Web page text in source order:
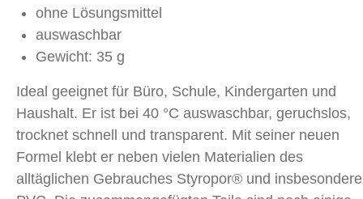
ohne Lösungsmittel
auswaschbar
Gewicht: 35 g
Ideal geeignet für Büro, Schule, Kindergarten und
Haushalt. Er ist bei 40 °C auswaschbar, geruchslos,
trocknet schnell und transparent. Mit seiner neuen
Formel klebt er neben vielen Materialien des
alltäglichen Gebrauches Styropor® und insbesondere